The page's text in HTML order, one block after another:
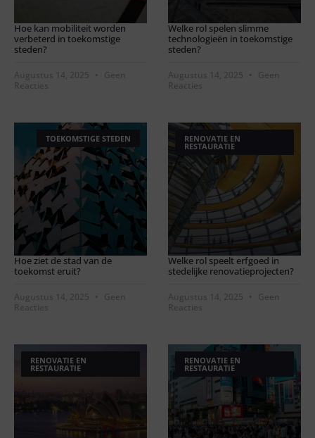
Hoe kan mobiliteit worden
verbeterd in toekomstige
steden?
Augustus 14, 2025
Geen
Reacties
Welke rol spelen slimme
technologieën in toekomstige
steden?
Augustus 14, 2025
Geen
Reacties
TOEKOMSTIGE STEDEN
Hoe ziet de stad van de
toekomst eruit?
Augustus 14, 2025
Geen
Reacties
RENOVATIE EN
RESTAURATIE
Welke rol speelt erfgoed in
stedelijke renovatieprojecten?
Augustus 14, 2025
Geen
Reacties
RENOVATIE EN
RESTAURATIE
RENOVATIE EN
RESTAURATIE